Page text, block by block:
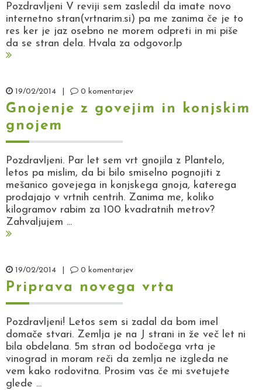
Pozdravljeni V reviji sem zasledil da imate novo
internetno stran(vrtnarim.si) pa me zanima če je to
res ker je jaz osebno ne morem odpreti in mi piše
da se stran dela. Hvala za odgovor.lp
19/02/2014 0 komentarjev
Gnojenje z govejim in konjskim
gnojem
Pozdravljeni. Par let sem vrt gnojila z Plantelo,
letos pa mislim, da bi bilo smiselno pognojiti z
mešanico govejega in konjskega gnoja, katerega
prodajajo v vrtnih centrih. Zanima me, koliko
kilogramov rabim za 100 kvadratnih metrov?
Zahvaljujem ...
19/02/2014 0 komentarjev
Priprava novega vrta
Pozdravljeni! Letos sem si zadal da bom imel
domače stvari. Zemlja je na J strani in že več let ni
bila obdelana. 5m stran od bodočega vrta je
vinograd in moram reči da zemlja ne izgleda ne
vem kako rodovitna. Prosim vas če mi svetujete
glede ...